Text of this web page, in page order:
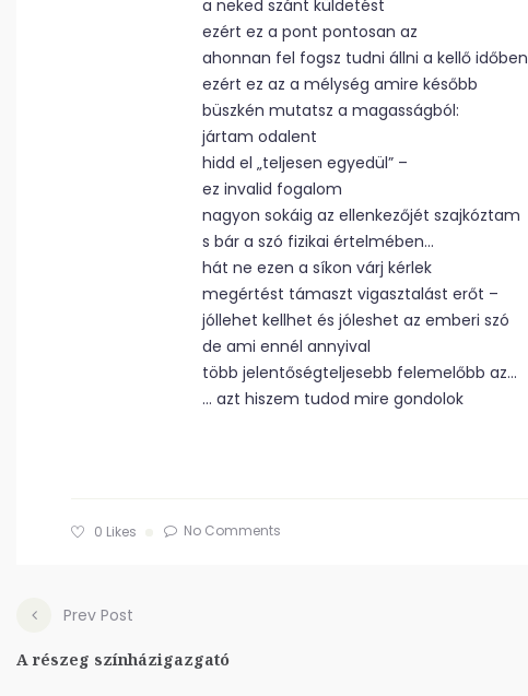
a neked szánt küldetést
ezért ez a pont pontosan az
ahonnan fel fogsz tudni állni a kellő időben
ezért ez az a mélység amire később
büszkén mutatsz a magasságból:
jártam odalent
hidd el „teljesen egyedül” –
ez invalid fogalom
nagyon sokáig az ellenkezőjét szajkóztam
s bár a szó fizikai értelmében…
hát ne ezen a síkon várj kérlek
megértést támaszt vigasztalást erőt –
jóllehet kellhet és jóleshet az emberi szó
de ami ennél annyival
több jelentőségteljesebb felemelőbb az…
… azt hiszem tudod mire gondolok
0 Likes No Comments
Prev Post
A részeg színházigazgató